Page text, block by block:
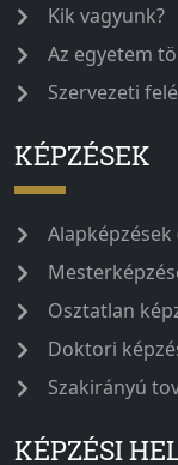
Kik vagyunk?
Az egyetem
Szervezeti
KÉPZÉSEK
Alapképzések
Osztatlan
Doktori
Szakirányú
KÉPZÉSI